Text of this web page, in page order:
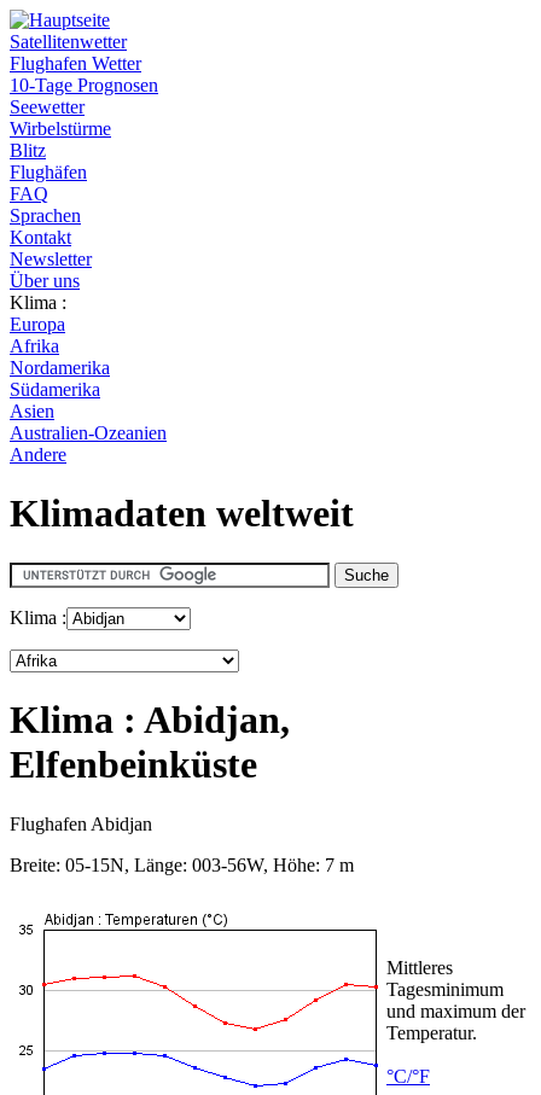
Satellitenwetter
Flughafen Wetter
10-Tage Prognosen
Seewetter
Wirbelstürme
Blitz
Flughäfen
FAQ
Sprachen
Kontakt
Newsletter
Über uns
Klima :
Europa
Afrika
Nordamerika
Südamerika
Asien
Australien-Ozeanien
Andere
Klimadaten weltweit
Klima :
Klima : Abidjan,
Elfenbeinküste
Flughafen Abidjan
Breite: 05-15N, Länge: 003-56W, Höhe: 7 m
Mittleres
Tagesminimum
und maximum der
Temperatur.
°C/°F